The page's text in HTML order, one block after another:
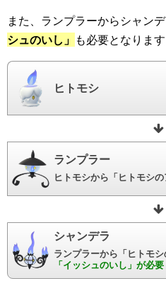
また、ランプラーからシャン
シュのいし」 も必要となります
ヒトモシ
ランプラー
ヒトモシから「ヒトモシ
シャンデラ
ランプラーから「ヒトモ
「イッシュのいし」が必要